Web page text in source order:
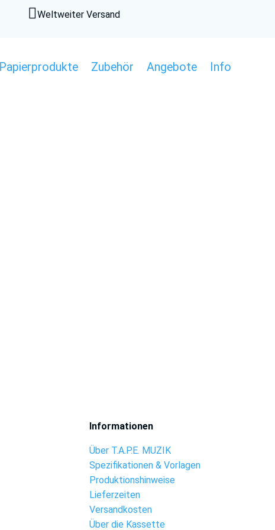
Weltweiter Versand
Papierprodukte Zubehör Angebote Info
Informationen
Über T.A.P.E. MUZIK
Spezifikationen & Vorlagen
Produktionshinweise
Lieferzeiten
Versandkosten
Über die Kassette